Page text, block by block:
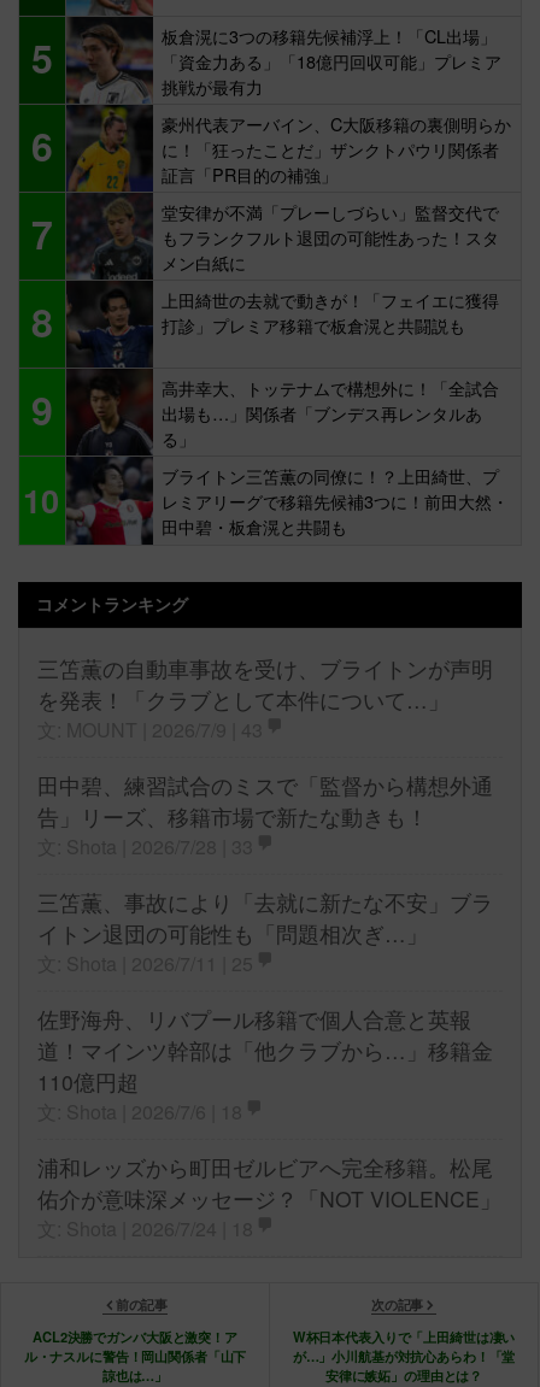
5
板倉滉に3つの移籍先候補浮上！「CL出場」
「資金力ある」「18億円回収可能」プレミア
挑戦が最有力
6
豪州代表アーバイン、C大阪移籍の裏側明らか
に！「狂ったことだ」ザンクトパウリ関係者
証言「PR目的の補強」
7
堂安律が不満「プレーしづらい」監督交代で
もフランクフルト退団の可能性あった！スタ
メン白紙に
8
上田綺世の去就で動きが！「フェイエに獲得
打診」プレミア移籍で板倉滉と共闘説も
9
高井幸大、トッテナムで構想外に！「全試合
出場も…」関係者「ブンデス再レンタルあ
る」
10
ブライトン三笘薫の同僚に！？上田綺世、プ
レミアリーグで移籍先候補3つに！前田大然・
田中碧・板倉滉と共闘も
コメントランキング
三笘薫の自動車事故を受け、ブライトンが声明
を発表！「クラブとして本件について…」
田中碧、練習試合のミスで「監督から構想外通
告」リーズ、移籍市場で新たな動きも！
三笘薫、事故により「去就に新たな不安」ブラ
イトン退団の可能性も「問題相次ぎ…」
佐野海舟、リバプール移籍で個人合意と英報
道！マインツ幹部は「他クラブから…」移籍金
110億円超
浦和レッズから町田ゼルビアへ完全移籍。松尾
佑介が意味深メッセージ？「NOT VIOLENCE」
前の記事
ACL2決勝でガンバ大阪と激突！ア
ル・ナスルに警告！岡山関係者「山下
諒也は…」
次の記事
W杯日本代表入りで「上田綺世は凄い
が…」小川航基が対抗心あらわ！「堂
安律に嫉妬」の理由とは？